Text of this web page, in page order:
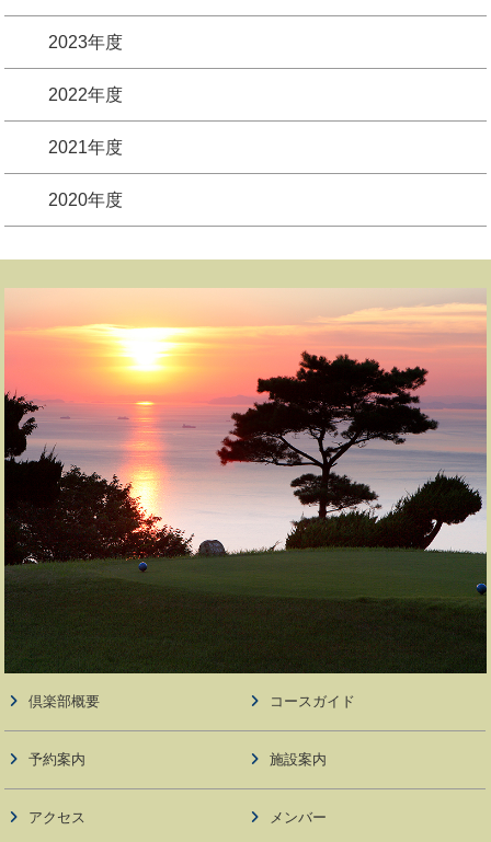
2023年度
2022年度
2021年度
2020年度
倶楽部概要 コースガイド
予約案内 施設案内
アクセス メンバー